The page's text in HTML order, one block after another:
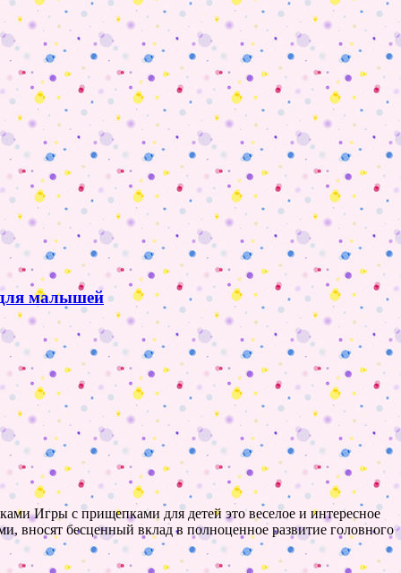
малышей
Игры с прищепками для детей это веселое и интересное
вносят бесценный вклад в полноценное развитие головного